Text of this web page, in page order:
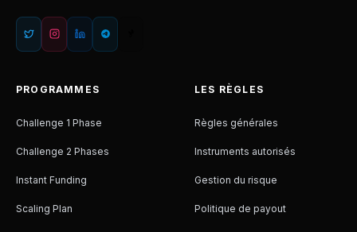
PROGRAMMES
Challenge 1 Phase
Challenge 2 Phases
Instant Funding
Scaling Plan
LES RÈGLES
Règles générales
Instruments autorisés
Gestion du risque
Politique de payout